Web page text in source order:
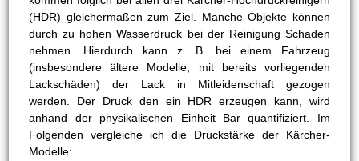
(HDR) gleichermaßen zum Ziel. Manche Objekte können
durch zu hohen Wasserdruck bei der Reinigung Schaden
nehmen. Hierdurch kann z. B. bei einem Fahrzeug
(insbesondere ältere Modelle, mit bereits vorliegenden
Lackschäden) der Lack in Mitleidenschaft gezogen
werden. Der Druck den ein HDR erzeugen kann, wird
anhand der physikalischen Einheit Bar quantifiziert. Im
Folgenden vergleiche ich die Druckstärke der Kärcher-
Modelle: